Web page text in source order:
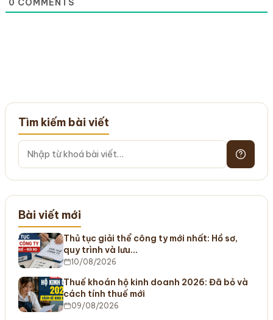
0 COMMENTS
Tìm kiếm bài viết
Bài viết mới
Thủ tục giải thể công ty mới nhất: Hồ sơ,
quy trình và lưu…
10/08/2026
Thuế khoán hộ kinh doanh 2026: Đã bỏ và
cách tính thuế mới
09/08/2026